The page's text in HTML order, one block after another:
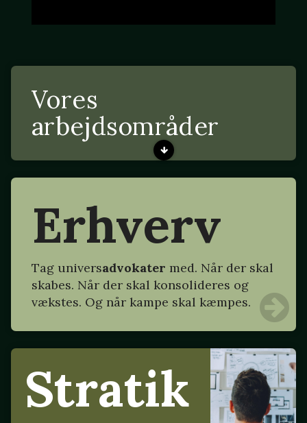
Vores
arbejdsområder
Erhverv
Tag universadvokater med. Når der skal
skabes. Når der skal konsolideres og
vækstes. Og når kampe skal kæmpes.
Stratik